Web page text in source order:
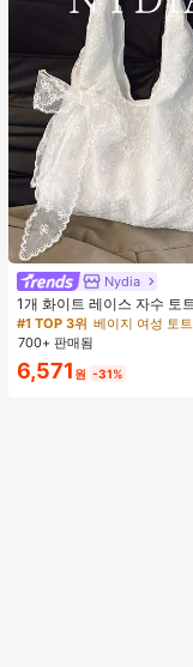
Nydia
1개 화이트 레이스 자수 토
한 리본 숄더백, 로맨틱 대용
데일리 쇼핑 여행 핸드백
#1 TOP 3위 베이지 여성 토트
거의 매진!
#1 TOP 3위 베이지 여성 토
거의 매진!
#1 TOP 3위 베이지 여성 토
거의 매진!
#1 TOP 3위
베이지 여성 토트
700+ 판매됨
6,571 원 -31%